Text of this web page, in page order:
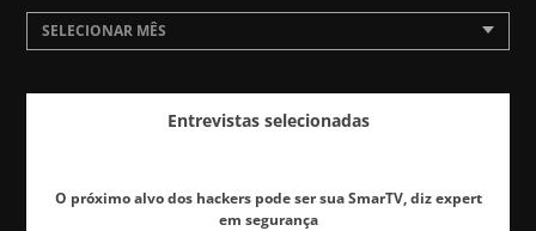
SELECIONAR MÊS
Entrevistas selecionadas
O próximo alvo dos hackers pode ser sua SmarTV, diz expert
em segurança